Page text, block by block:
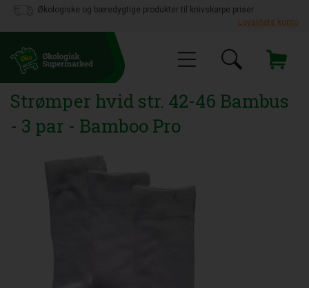
Økologiske og bæredygtige produkter til knivskarpe priser
Loyalitets konto
Strømper hvid str. 42-46 Bambus
- 3 par - Bamboo Pro